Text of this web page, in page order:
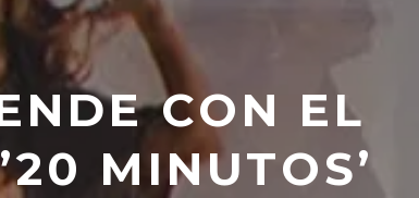
CON EL
MINUTOS’